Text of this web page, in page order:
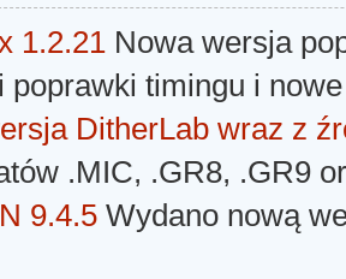
1.2.21 Nowa wersja
poprawki timingu i
DitherLab wraz z
.MIC, .GR8, .GR9
9.4.5 Wydano nową